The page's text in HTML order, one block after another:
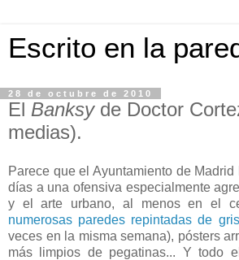
Escrito en la
28 de octubre de 2010
El Banksyde Doctor
medias).
Parece que el Ayuntamiento de
días a una ofensiva especialmente
y el arte urbano, al menos en el
numerosas paredes repintadas de gris
veces en la misma semana), pósters
más limpios de pegatinas... Y todo